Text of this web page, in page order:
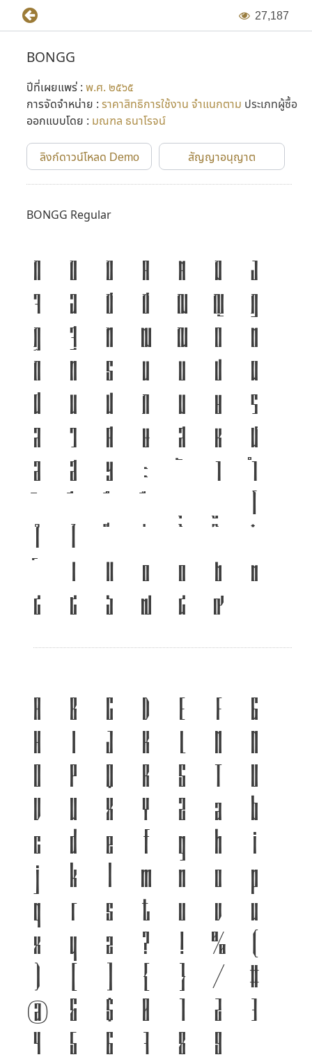
27,187
BONGG
ปีที่เผยแพร่ : พ.ศ. ๒๕๖๕
การจัดจำหน่าย : ราคาสิทธิการใช้งาน จำแนกตาม ประเภทผู้ซื้อ
ออกแบบโดย : มณฑล ธนาโรจน์
ลิงก์ดาวน์โหลด Demo สัญญาอนุญาต
BONGG Regular
ก ข ฃ ค ฅ ฆ
ง
จ
ฉ ช ซ ฌ ญ
ฎ
ฏ
ฐ ฑ ฒ ณ ด
ต
ถ
ท ธ น บ ป
ผ
ฝ
พ ฟ ภ ม ย
ร
ล
ว ศ ษ ส ห
ฬ
อ
ฮ ฯ ะ า
ำ
โ
ใ
ไ
เ
แ ๐ ๑ ๒
๓
๔
๕ ๖ ๗ ๘ ๙
A B C D E F
G
H
I J K L M
N
O
P Q R S T
U
V
W X Y Z a
b
c
d e f g h
i
j
k l m n o
p
q
r s t u v
w
x
y z ? ! %
(
)
[ ] { } /
#
@
& $ 0 1 2
3
4
5 6 7 8 9